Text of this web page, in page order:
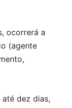
ocorrerá a
(agente
dez dias,